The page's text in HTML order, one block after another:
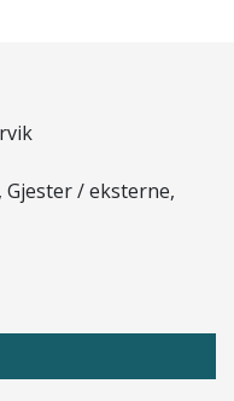
/ eksterne,